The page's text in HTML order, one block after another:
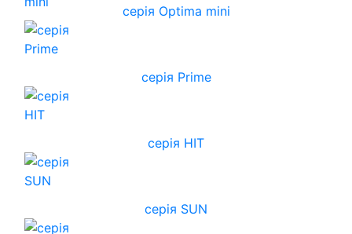
серія Optima mini
серія Prime
серія HIT
серія SUN